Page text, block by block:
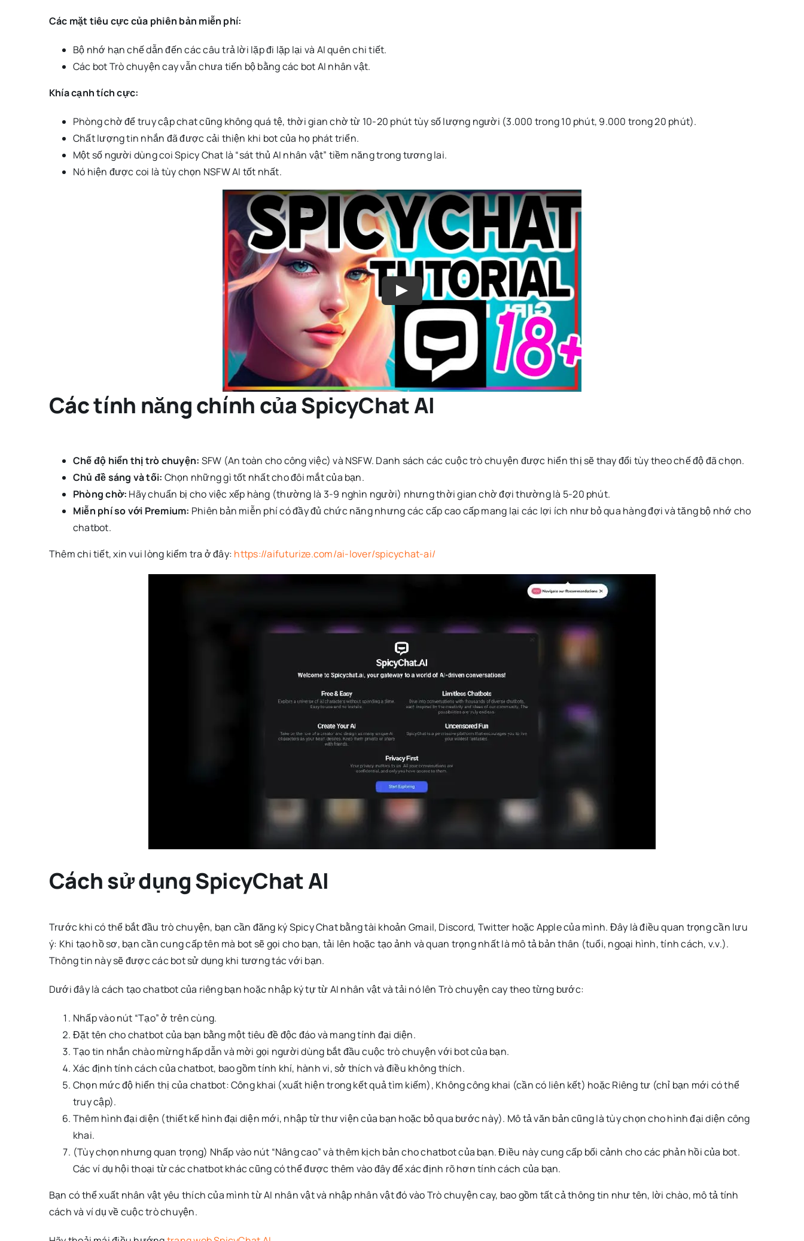
Các mặt tiêu cực của phiên bản miễn phí:
Bộ nhớ hạn chế dẫn đến các câu trả lời lặp đi lặp lại và AI quên chi tiết.
Các bot Trò chuyện cay vẫn chưa tiến bộ bằng các bot AI nhân vật.
Khía cạnh tích cực:
Phòng chờ để truy cập chat cũng không quá tệ, thời gian chờ từ 10-20 phút tùy số lượng người (3.000 trong 10 phút, 9.000 trong 20 phút).
Chất lượng tin nhắn đã được cải thiện khi bot của họ phát triển.
Một số người dùng coi Spicy Chat là “sát thủ AI nhân vật” tiềm năng trong tương lai.
Nó hiện được coi là tùy chọn NSFW AI tốt nhất.
Play
Các tính năng chính của SpicyChat AI
Chế độ hiển thị trò chuyện: SFW (An toàn cho công việc) và NSFW. Danh sách các cuộc trò chuyện được hiển thị sẽ thay đổi tùy theo chế độ đã chọn.
Chủ đề sáng và tối: Chọn những gì tốt nhất cho đôi mắt của bạn.
Phòng chờ: Hãy chuẩn bị cho việc xếp hàng (thường là 3-9 nghìn người) nhưng thời gian chờ đợi thường là 5-20 phút.
Miễn phí so với Premium: Phiên bản miễn phí có đầy đủ chức năng nhưng các cấp cao cấp mang lại các lợi ích như bỏ qua hàng đợi và tăng bộ nhớ cho
chatbot.
Thêm chi tiết, xin vui lòng kiểm tra ở đây: https://aifuturize.com/ai-lover/spicychat-ai/
Cách sử dụng SpicyChat AI
Trước khi có thể bắt đầu trò chuyện, bạn cần đăng ký Spicy Chat bằng tài khoản Gmail, Discord, Twitter hoặc Apple của mình. Đây là điều quan trọng cần lưu
ý: Khi tạo hồ sơ, bạn cần cung cấp tên mà bot sẽ gọi cho bạn, tải lên hoặc tạo ảnh và quan trọng nhất là mô tả bản thân (tuổi, ngoại hình, tính cách, v.v.).
Thông tin này sẽ được các bot sử dụng khi tương tác với bạn.
Dưới đây là cách tạo chatbot của riêng bạn hoặc nhập ký tự từ AI nhân vật và tải nó lên Trò chuyện cay theo từng bước:
Nhấp vào nút “Tạo” ở trên cùng.
Đặt tên cho chatbot của bạn bằng một tiêu đề độc đáo và mang tính đại diện.
Tạo tin nhắn chào mừng hấp dẫn và mời gọi người dùng bắt đầu cuộc trò chuyện với bot của bạn.
Xác định tính cách của chatbot, bao gồm tính khí, hành vi, sở thích và điều không thích.
Chọn mức độ hiển thị của chatbot: Công khai (xuất hiện trong kết quả tìm kiếm), Không công khai (cần có liên kết) hoặc Riêng tư (chỉ bạn mới có thể
truy cập).
Thêm hình đại diện (thiết kế hình đại diện mới, nhập từ thư viện của bạn hoặc bỏ qua bước này). Mô tả văn bản cũng là tùy chọn cho hình đại diện công
khai.
(Tùy chọn nhưng quan trọng) Nhấp vào nút “Nâng cao” và thêm kịch bản cho chatbot của bạn. Điều này cung cấp bối cảnh cho các phản hồi của bot.
Các ví dụ hội thoại từ các chatbot khác cũng có thể được thêm vào đây để xác định rõ hơn tính cách của bạn.
Bạn có thể xuất nhân vật yêu thích của mình từ AI nhân vật và nhập nhân vật đó vào Trò chuyện cay, bao gồm tất cả thông tin như tên, lời chào, mô tả tính
cách và ví dụ về cuộc trò chuyện.